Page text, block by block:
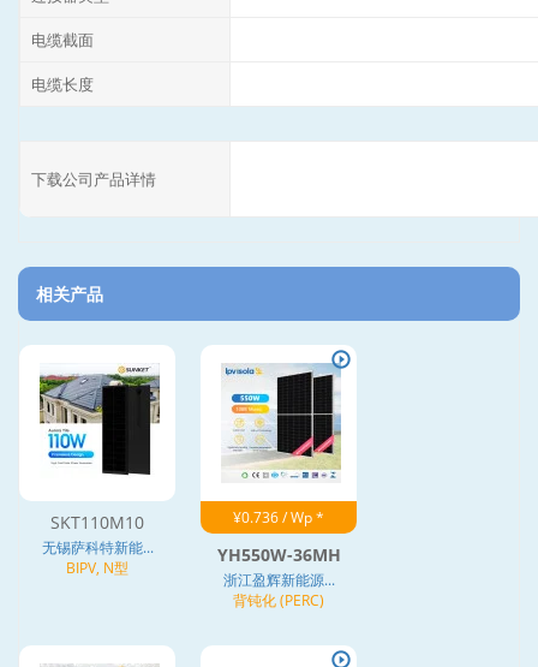
电缆截面
电缆长度
下载公司产品详情
相关产品
SKT110M10
无锡萨科特新能...
BIPV, N型
¥0.736 / Wp *
YH550W-36MH
浙江盈辉新能源...
背钝化 (PERC)